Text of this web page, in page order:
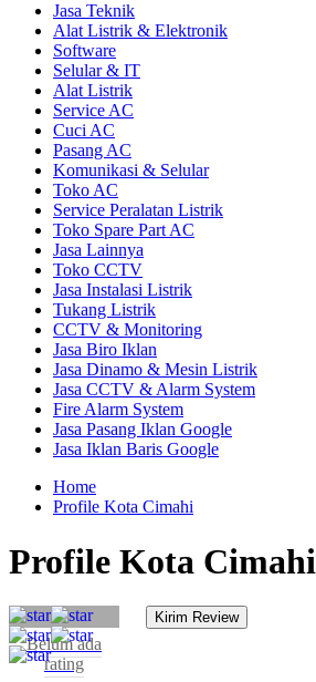
Jasa Teknik
Alat Listrik & Elektronik
Software
Selular & IT
Alat Listrik
Service AC
Cuci AC
Pasang AC
Komunikasi & Selular
Toko AC
Service Peralatan Listrik
Toko Spare Part AC
Jasa Lainnya
Toko CCTV
Jasa Instalasi Listrik
Tukang Listrik
CCTV & Monitoring
Jasa Biro Iklan
Jasa Dinamo & Mesin Listrik
Jasa CCTV & Alarm System
Fire Alarm System
Jasa Pasang Iklan Google
Jasa Iklan Baris Google
Home
Profile Kota Cimahi
Profile Kota Cimahi
Belum ada
rating